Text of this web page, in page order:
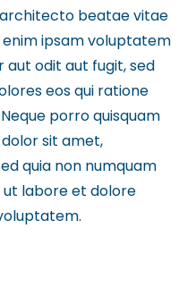
beatae vitae
ipsam voluptatem
aut odit aut fugit, sed
eos qui ratione
porro quisquam
sit amet,
quia non numquam
labore et dolore